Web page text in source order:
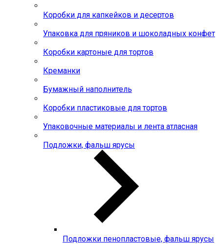
Коробки для капкейков и десертов
Упаковка для пряников и шоколадных конфет
Коробки картоные для тортов
Креманки
Бумажный наполнитель
Коробки пластиковые для тортов
Упаковочные материалы и лента атласная
Подложки, фальш ярусы
Подложки пенопластовые, фальш ярусы